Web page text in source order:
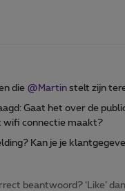
die @Martin stelt zijn
Gaat het over de
wifi connectie maakt?
Kan je je
beantwoord? ‘Like’